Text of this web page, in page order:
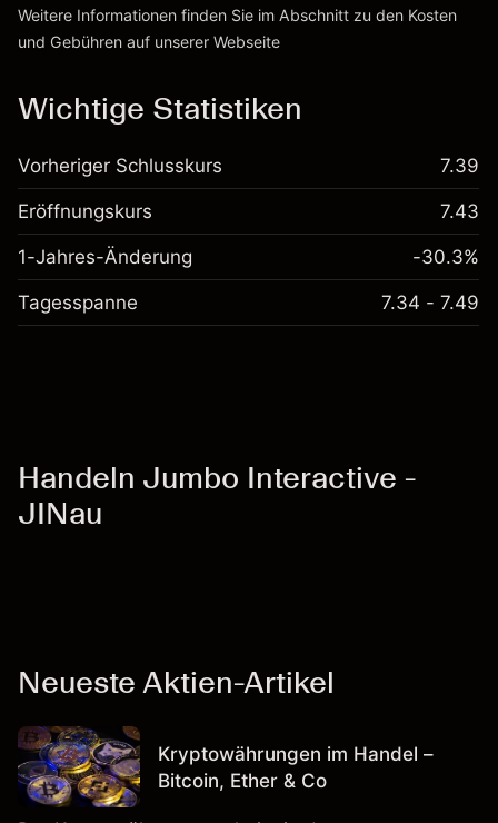
Zur Plattform
Weitere Informationen finden Sie im Abschnitt zu den Kosten
und Gebühren auf unserer Webseite
Wichtige Statistiken
Vorheriger Schlusskurs 7.39
Eröffnungskurs 7.43
1-Jahres-Änderung -30.3%
Tagesspanne 7.34 - 7.49
Handeln Jumbo Interactive -
JINau
Neueste Aktien-Artikel
Kryptowährungen im Handel –
Bitcoin, Ether & Co